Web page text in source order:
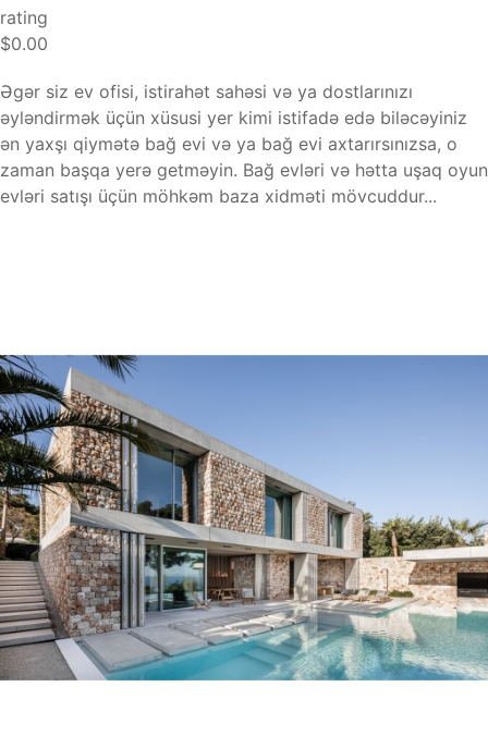
rating
$0.00
Əgər siz ev ofisi, istirahət sahəsi və ya dostlarınızı
əyləndirmək üçün xüsusi yer kimi istifadə edə biləcəyiniz
ən yaxşı qiymətə bağ evi və ya bağ evi axtarırsınızsa, o
zaman başqa yerə getməyin. Bağ evləri və hətta uşaq oyun
evləri satışı üçün möhkəm baza xidməti mövcuddur...